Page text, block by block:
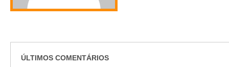
ÚLTIMOS COMENTÁRIOS